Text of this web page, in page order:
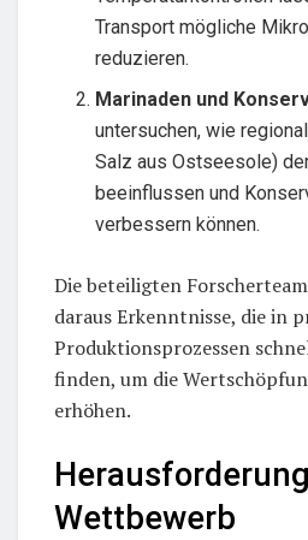
Transport mögliche
reduzieren.
Marinaden und
untersuchen, wie
Salz aus Ostseesole)
beeinflussen und
verbessern können.
Die beteiligten
daraus Erkenntnisse, die in
Produktionsprozessen
finden, um die
erhöhen.
Wettbewerb